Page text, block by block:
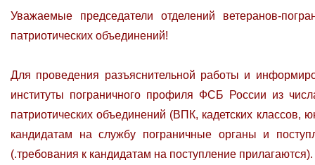
Уважаемые председатели отделений ветеранов-
патриотических объединений!
Для проведения разъяснительной работы и
институты пограничного профиля ФСБ России из
патриотических объединений (ВПК, кадетских классов,
кандидатам на службу пограничные органы и
(.требования к кандидатам на поступление прилагаются).